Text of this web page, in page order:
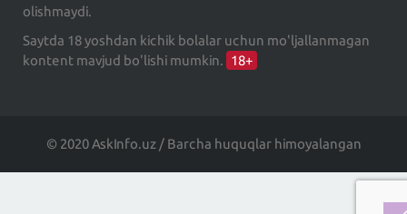
olishmaydi.
Saytda 18 yoshdan kichik bolalar uchun mo'ljallanmagan
kontent mavjud bo'lishi mumkin. 18+
© 2020 AskInfo.uz / Barcha huquqlar himoyalangan